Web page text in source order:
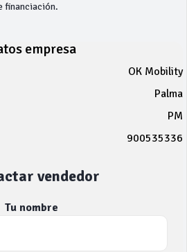
financiación.
empresa
OK Mobility
Palma
PM
900535336
vendedor
Tu nombre